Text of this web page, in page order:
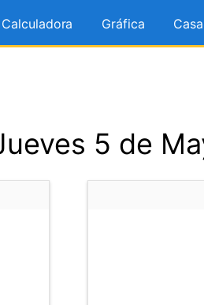
Calculadora Gráfica
5 de